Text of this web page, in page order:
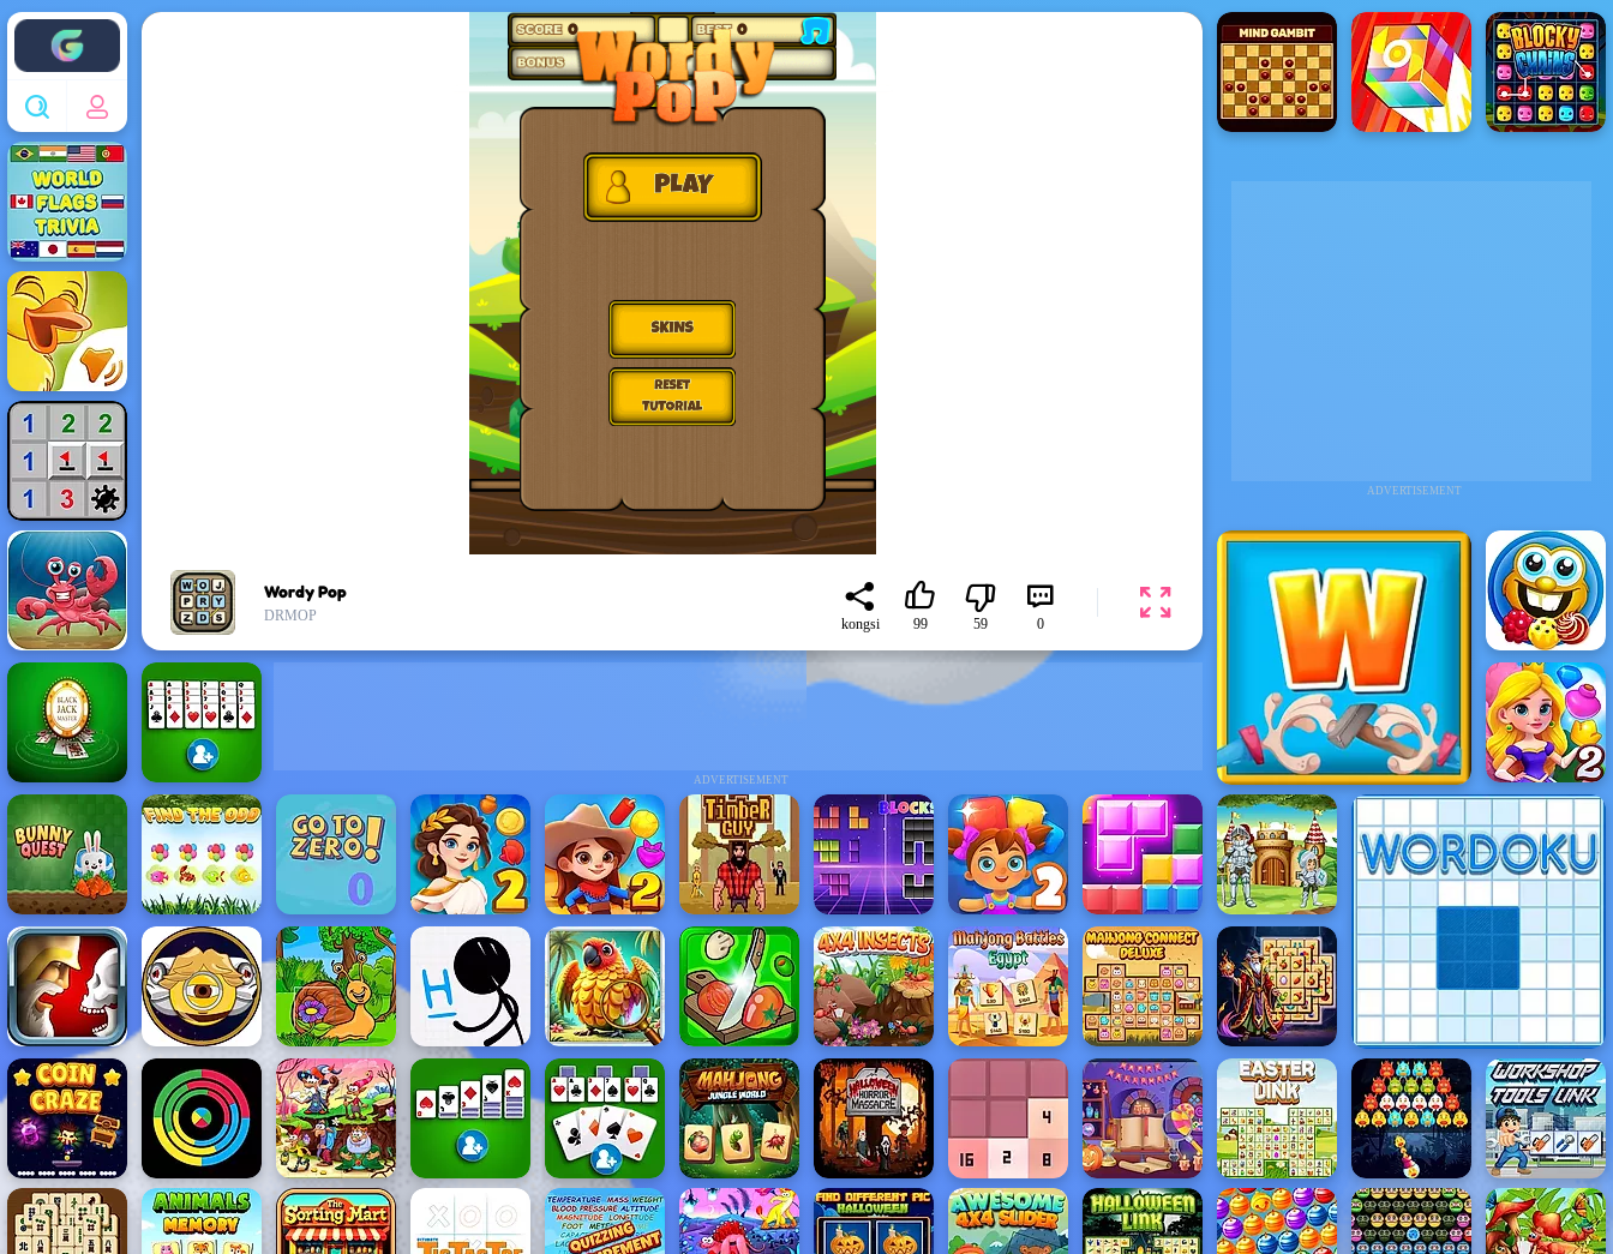
Enjoy4fun
ADVERTISEMENT
ADVERTISEMENT
Wordy Pop
DRMOP
kongsi 99 59 0